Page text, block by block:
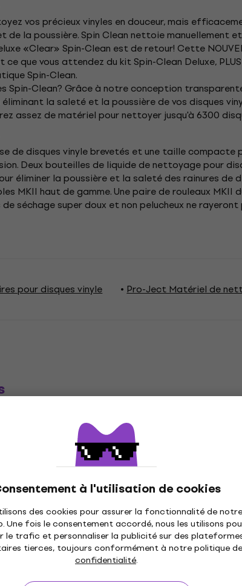
à l'utilisation de cookies
des cookies pour assurer la fonctionnalité de notre
Une fois le consentement accordé, nous les utilisons
le trafic et personnaliser la publicité sur des
tierces, toujours conformément à notre politique de
confidentialité.
vos précieux vinyles en douceur, mais
la poussière. Spin Clean nettoie manuellement
«Clear» Spin-Clean est de retour! Cette
que vous attendez du kit Spin-Clean Deluxe,
Spin-Clean.
Clean? Grâce à notre conception
la saleté et la poussière de vos disques
assez de matériel pour nettoyer jusqu'à 6300
de disques vinyle brevetés et une taille
Deux bouteilles de liquide de nettoyage pour
éliminer la poussière et la saleté des rainures de
MKII haut de gamme. Une paire de rouleaux MKII
séchage super doux et non pelucheux ne
pour disques vinyle Pro-Ject Matériel de
Convient à